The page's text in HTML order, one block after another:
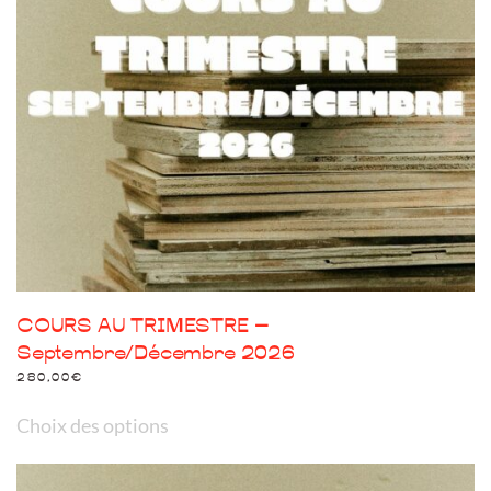
être
choisies
sur
la
page
du
produit
COURS AU TRIMESTRE –
Septembre/Décembre 2026
280,00€
Choix des options
a